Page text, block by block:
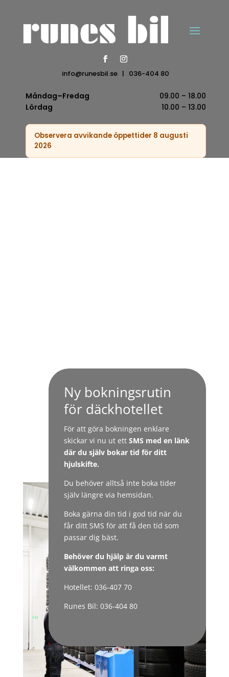
info@runesbil.se | 036-404 80
Måndag–Fredag
09.00 – 18.00
Lördag
10.00 – 13.00
Observera avvikande öppettider 8 augusti
2026
Ny bokningsrutin
för däckhotellet
För att göra bokningen enklare
skickar vi nu ut ett SMS med en länk
där du själv bokar tid för ditt
hjulskifte.
Du behöver alltså inte boka tider
själv längre via hemsidan.
Boka gärna din tid i god tid när du
får ditt SMS för att få den tid som
passar dig bäst.
Behöver du hjälp är du varmt
välkommen att ringa oss:
Hotellet: 036-407 70
Runes Bil: 036-404 80